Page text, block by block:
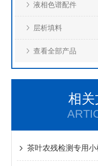
液相色谱配件
层析填料
查看全部产品
相关